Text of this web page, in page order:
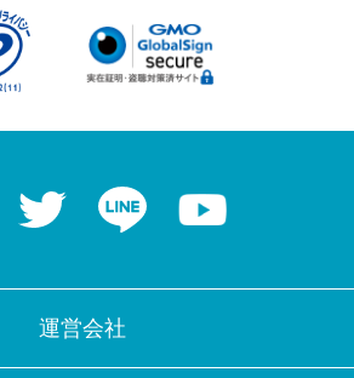
Facebook Twitter LINE
運営会社